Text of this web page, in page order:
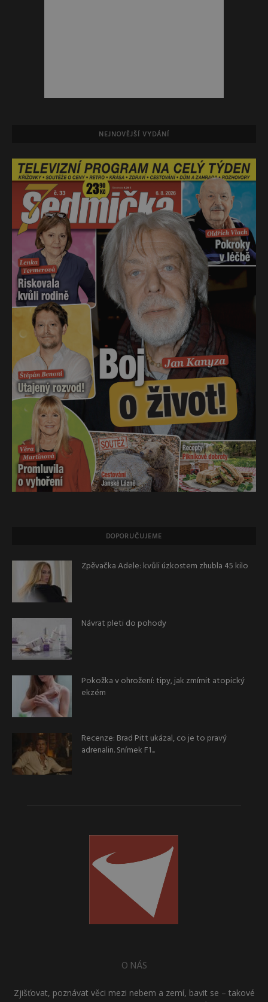
NEJNOVĚJŠÍ VYDÁNÍ
DOPORUČUJEME
Zpěvačka Adele: kvůli úzkostem zhubla 45 kilo
Návrat pleti do pohody
Pokožka v ohrožení: tipy, jak zmírnit atopický
ekzém
Recenze: Brad Pitt ukázal, co je to pravý
adrenalin. Snímek F1...
O NÁS
Zjišťovat, poznávat věci mezi nebem a zemí, bavit se – takové